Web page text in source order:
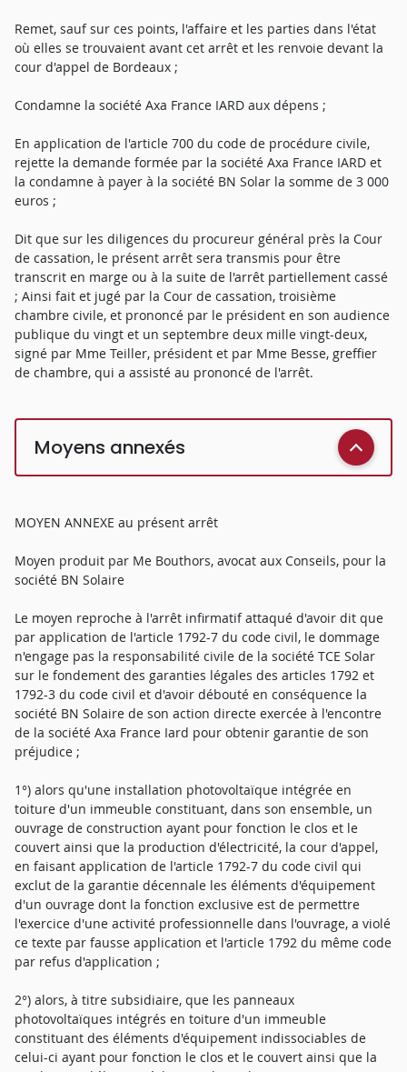
Remet, sauf sur ces points, l'affaire et les parties dans l'état
où elles se trouvaient avant cet arrêt et les renvoie devant la
cour d'appel de Bordeaux ;
Condamne la société Axa France IARD aux dépens ;
En application de l'article 700 du code de procédure civile,
rejette la demande formée par la société Axa France IARD et
la condamne à payer à la société BN Solar la somme de 3 000
euros ;
Dit que sur les diligences du procureur général près la Cour
de cassation, le présent arrêt sera transmis pour être
transcrit en marge ou à la suite de l'arrêt partiellement cassé
; Ainsi fait et jugé par la Cour de cassation, troisième
chambre civile, et prononcé par le président en son audience
publique du vingt et un septembre deux mille vingt-deux,
signé par Mme Teiller, président et par Mme Besse, greffier
de chambre, qui a assisté au prononcé de l'arrêt.
Moyens annexés
MOYEN ANNEXE au présent arrêt
Moyen produit par Me Bouthors, avocat aux Conseils, pour la
société BN Solaire
Le moyen reproche à l'arrêt infirmatif attaqué d'avoir dit que
par application de l'article 1792-7 du code civil, le dommage
n'engage pas la responsabilité civile de la société TCE Solar
sur le fondement des garanties légales des articles 1792 et
1792-3 du code civil et d'avoir débouté en conséquence la
société BN Solaire de son action directe exercée à l'encontre
de la société Axa France Iard pour obtenir garantie de son
préjudice ;
1°) alors qu'une installation photovoltaïque intégrée en
toiture d'un immeuble constituant, dans son ensemble, un
ouvrage de construction ayant pour fonction le clos et le
couvert ainsi que la production d'électricité, la cour d'appel,
en faisant application de l'article 1792-7 du code civil qui
exclut de la garantie décennale les éléments d'équipement
d'un ouvrage dont la fonction exclusive est de permettre
l'exercice d'une activité professionnelle dans l'ouvrage, a violé
ce texte par fausse application et l'article 1792 du même code
par refus d'application ;
2°) alors, à titre subsidiaire, que les panneaux
photovoltaïques intégrés en toiture d'un immeuble
constituant des éléments d'équipement indissociables de
celui-ci ayant pour fonction le clos et le couvert ainsi que la